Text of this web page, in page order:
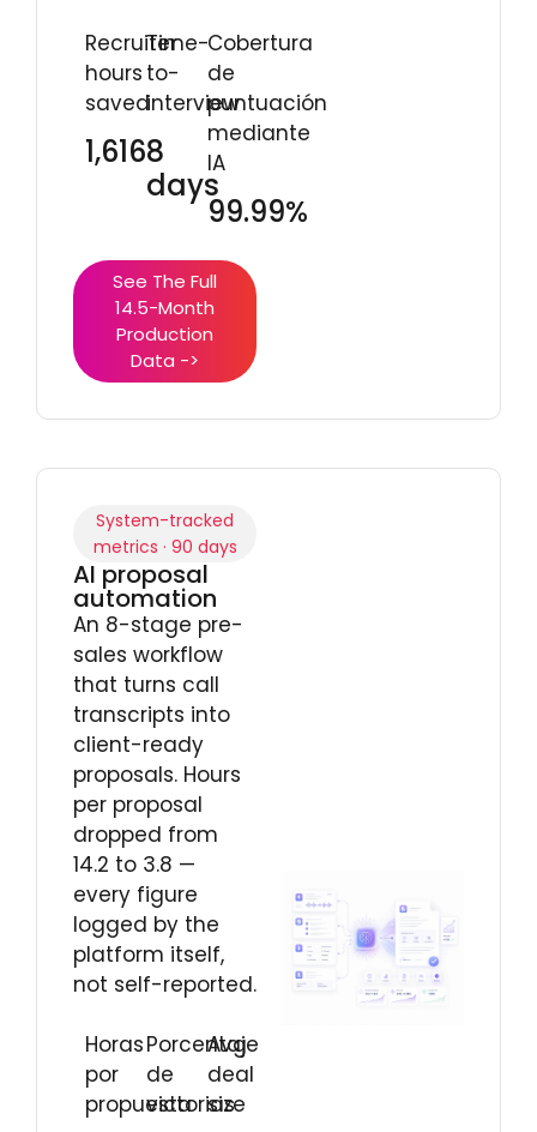
Recruiter
hours
saved
1,616
Time-
to-
interview
8
days
Cobertura
de
puntuación
mediante
IA
99.99%
See The Full
14.5-Month
Production
Data ->
System-tracked
metrics · 90 days
AI proposal
automation
An 8-stage pre-
sales workflow
that turns call
transcripts into
client-ready
proposals. Hours
per proposal
dropped from
14.2 to 3.8 —
every figure
logged by the
platform itself,
not self-reported.
Horas
por
propuesta
Porcentaje
de
victorias
Avg
deal
size